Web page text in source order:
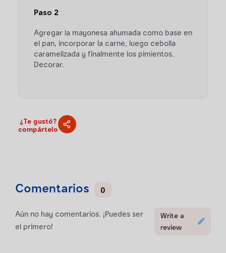
Paso 2
Agregar la mayonesa ahumada como base en
el pan, incorporar la carne, luego cebolla
caramelizada y finalmente los pimientos.
Decorar.
¿Te gustó?
compártelo
Comentarios 0
Aún no hay comentarios. ¡Puedes ser
el primero!
Write a
review